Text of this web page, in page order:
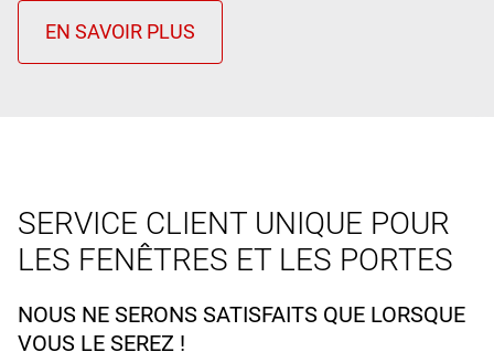
SERVICE CLIENT UNIQUE POUR
LES FENÊTRES ET LES PORTES
NOUS NE SERONS SATISFAITS QUE LORSQUE
VOUS LE SEREZ !